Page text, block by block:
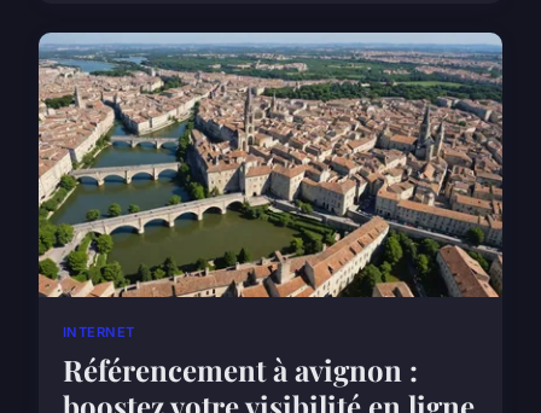
INTERNET
Référencement à avignon :